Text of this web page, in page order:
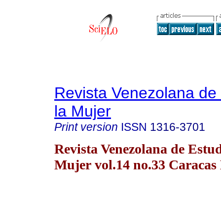
Revista Venezolana
la Mujer
Print version ISSN 1316-3701
Revista Venezolana de
Mujer vol.14 no.33 Caracas